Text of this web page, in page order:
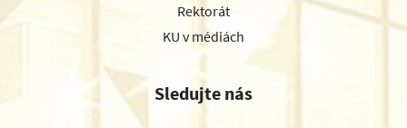
Rektorát
KU v médiách
Sledujte nás